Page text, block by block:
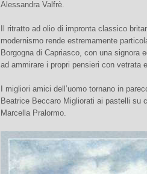
Alessandra Valfrè.
Il ritratto ad olio di impronta classico
modernismo rende estremamente
Borgogna di Capriasco, con una signora
ad ammirare i propri pensieri con vetrata
I migliori amici dell’uomo tornano in
Beatrice Beccaro Migliorati ai pastelli su
Marcella Pralormo.